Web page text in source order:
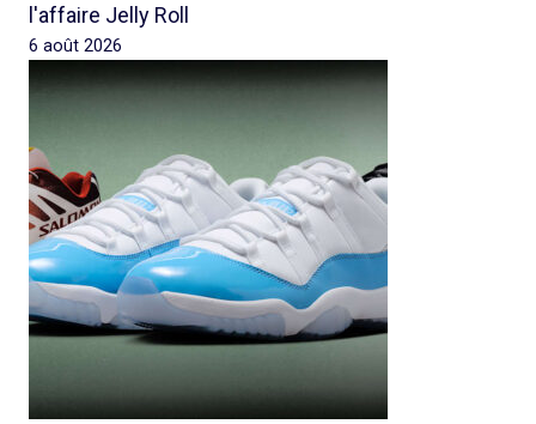
l'affaire Jelly Roll
6 août 2026